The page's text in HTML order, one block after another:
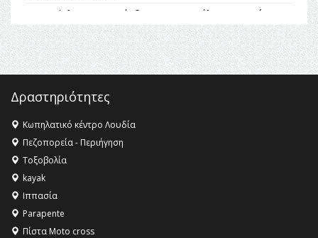
Όλυμπος: Εντάχθηκε στον Κατάλογο Παγκόσμιας
Κληρονομιάς της UNESCO – Ομόφωνη η απόφαση Ο
Όλυμπος αναγνωρίστηκε ως φυσικό και πολιτιστικό
αγαθό εξέχουσας οικουμενικής αξίας για την
ανθρωπότητα
16:18 -ΕΝΟΡΙΑΚΕΣ ΚΑΛΟΚΑΙΡΙΝΕΣ ΔΡΑΣΕΙΣ ΓΙΑ ΠΑΙΔΙΑ
ΣΤΗΝ ΕΔΕΣΣΑ
16:15 -Εργασίες συντήρησης οδοφωτισμού στην Ενωτική
Οδό Σίνδου από την Περιφέρεια Κεντρικής Μακεδονίας
11:36 -Λάκης Βασιλειάδης, Συνέντευξη PellaFm 103,3 για
το Μουσείο της Πέλλας, Λουτρά Πόζαρ και Χιονοδρομικό
18:09 -
όμορφο θερινό σινεμά της Ελλάδας!
Δραστηριότητες
Κωπηλατικό κέντρο Λουδία
Πεζοπορεία - Περιήγηση
Τοξοβολία
kayak
Ιππασία
Parapente
Πίστα Moto cross